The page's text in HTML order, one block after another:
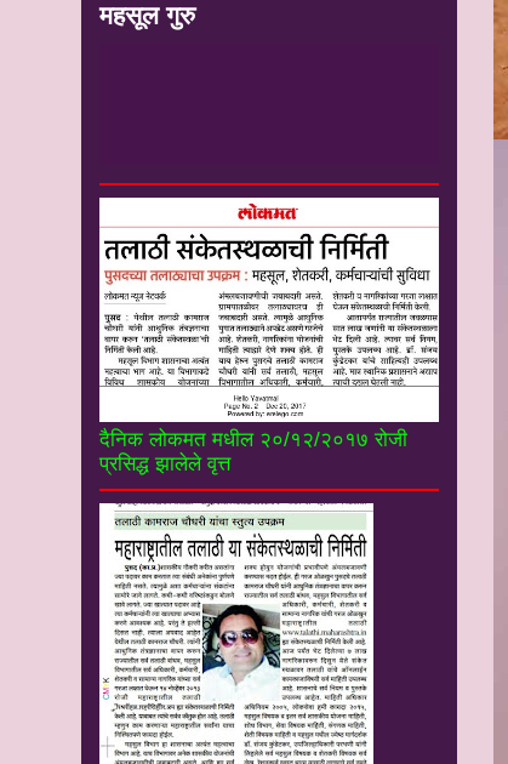
महसूल गुरु
चॅनल----------------------
दैनिक लोकमत मधील २०/१२/२०१७ रोजी
प्रसिद्ध झालेले वृत्त